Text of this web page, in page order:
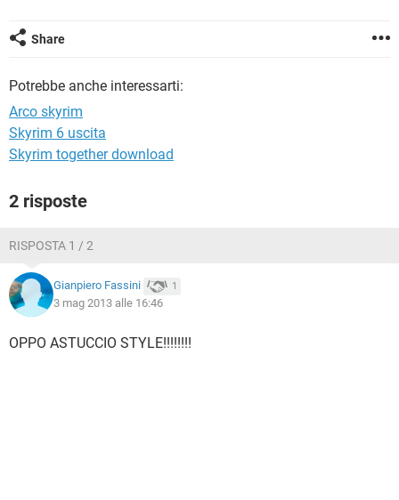
HARDWARE
Share
Potrebbe anche interessarti:
Arco skyrim
Skyrim 6 uscita
Skyrim together download
2 risposte
RISPOSTA 1 / 2
Gianpiero Fassini 1
3 mag 2013 alle 16:46
OPPO ASTUCCIO STYLE!!!!!!!!